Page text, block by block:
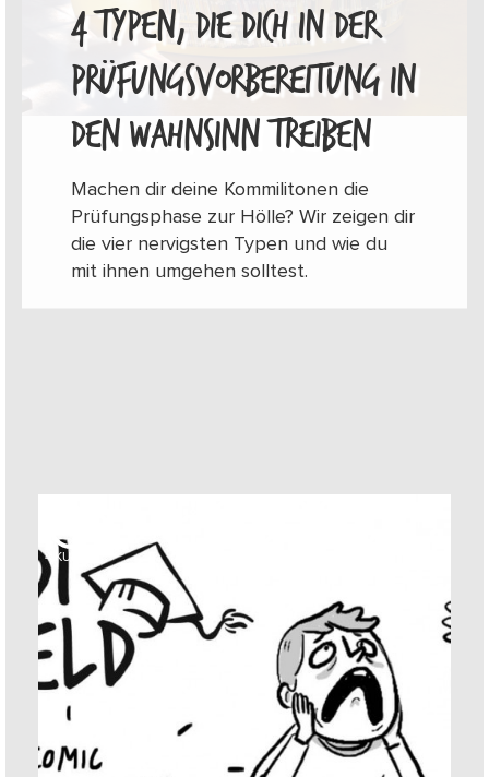
4 TYPEN, DIE DICH IN DER
PRÜFUNGSVORBEREITUNG IN
DEN WAHNSINN TREIBEN
Machen dir deine Kommilitonen die
Prüfungsphase zur Hölle? Wir zeigen dir
die vier nervigsten Typen und wie du
mit ihnen umgehen solltest.
4 KUDOS